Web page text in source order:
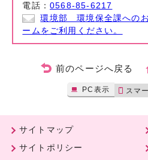
電話：0568-85-6217
環境部 環境保全課への
ームをご利用ください。
前のページへ戻る
PC表示 スマ
サイトマップ
サイトポリシー